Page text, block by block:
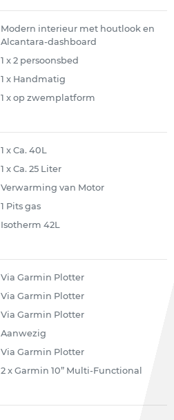
Modern interieur met houtlook en
Alcantara-dashboard
1 x 2 persoonsbed
1 x Handmatig
1 x op zwemplatform
1 x Ca. 40L
1 x Ca. 25 Liter
Verwarming van Motor
1 Pits gas
Isotherm 42L
Via Garmin Plotter
Via Garmin Plotter
Via Garmin Plotter
Aanwezig
Via Garmin Plotter
2 x Garmin 10” Multi-Functional